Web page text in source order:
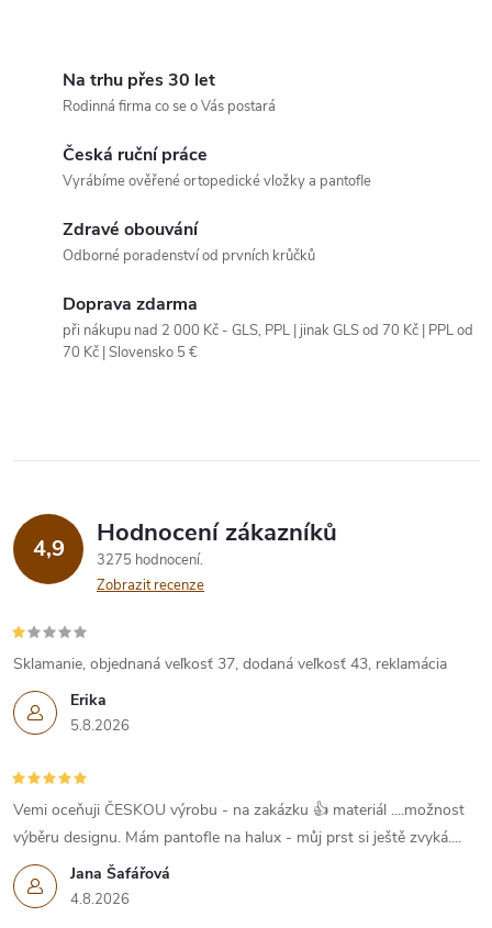
Na trhu přes 30 let
Rodinná firma co se o Vás postará
Česká ruční práce
Vyrábíme ověřené ortopedické vložky a pantofle
Zdravé obouvání
Odborné poradenství od prvních krůčků
Doprava zdarma
při nákupu nad 2 000 Kč - GLS, PPL | jinak GLS od 70 Kč | PPL od
70 Kč | Slovensko 5 €
4,9 Hodnocení zákazníků
3275 hodnocení
Zobrazit recenze
Erika
5.8.2026
Sklamanie, objednaná veľkosť 37, dodaná veľkosť 43, reklamácia
Jana Šafářová
4.8.2026
Vemi oceňuji ČESKOU výrobu - na zakázku 👍 materiál ....možnost
výběru designu. Mám pantofle na halux - můj prst si ještě zvyká....